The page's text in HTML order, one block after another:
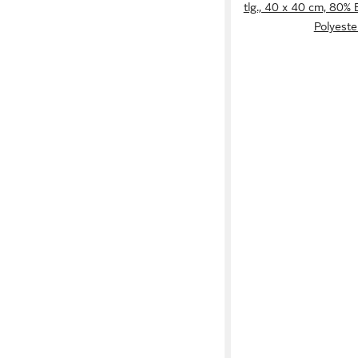
tlg., 40 x 40 cm, 80%